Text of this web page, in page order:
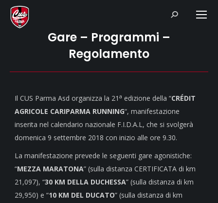
Search:
Gare – Programmi –
Regolamento
Il CUS Parma Asd organizza la 21 a edizione della “CRÉDIT
AGRICOLE CARIPARMA RUNNING“, manifestazione
inserita nel calendario nazionale F.I.D.A.L, che si svolgerà
domenica 9 settembre 2018 con inizio alle ore 9.30.
La manifestazione prevede le seguenti gare agonistiche:
“MEZZA MARATONA” (sulla distanza CERTIFICATA di km
21,097), “30 KM DELLA DUCHESSA” (sulla distanza di km
29,950) e “10 KM DEL DUCATO” (sulla distanza di km